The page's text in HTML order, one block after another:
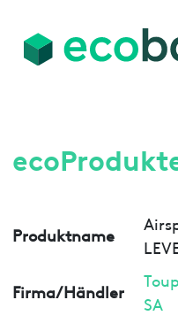
Produktname
Firma/Händler
SA